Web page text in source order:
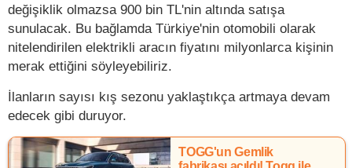
değişiklik olmazsa 900 bin TL'nin altında satışa
sunulacak. Bu bağlamda Türkiye'nin otomobili olarak
nitelendirilen elektrikli aracın fiyatını milyonlarca kişinin
merak ettiğini söyleyebiliriz.
İlanların sayısı kış sezonu yaklaştıkça artmaya devam
edecek gibi duruyor.
TOGG'un Gemlik